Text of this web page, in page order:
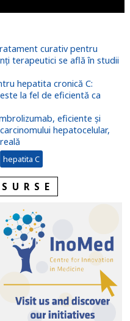
curativ pentru
terapeutici se află în studii
hepatita cronică C:
la fel de eficientă ca
eficiente și
hepatocelular,
hepatita C